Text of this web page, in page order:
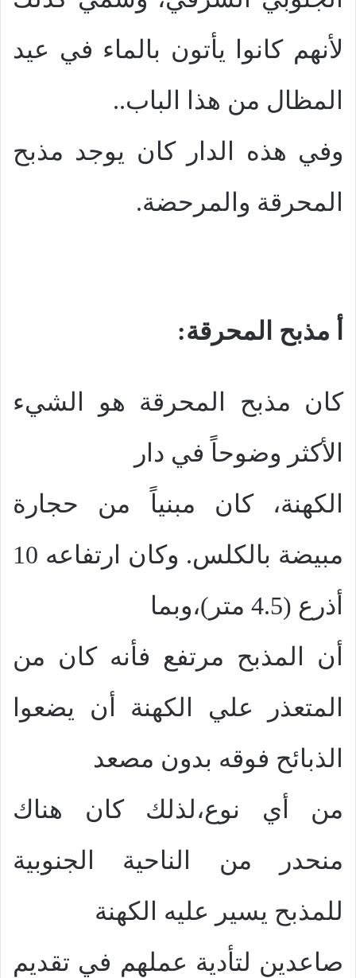
لأنهم كانوا يأتون بالماء في عيد
المظال من هذا الباب..
وفي هذه الدار كان يوجد مذبح
المحرقة والمرحضة.
أ مذبح المحرقة:
كان مذبح المحرقة هو الشيء
الأكثر وضوحاً في دار
الكهنة، كان مبنياً من حجارة
مبيضة بالكلس. وكان ارتفاعه 10
أذرع (4.5 متر)،وبما
أن المذبح مرتفع فأنه كان من
المتعذر علي الكهنة أن يضعوا
الذبائح فوقه بدون مصعد
من أي نوع،لذلك كان هناك
منحدر من الناحية الجنوبية
للمذبح يسير عليه الكهنة
صاعدين لتأدية عملهم في تقديم